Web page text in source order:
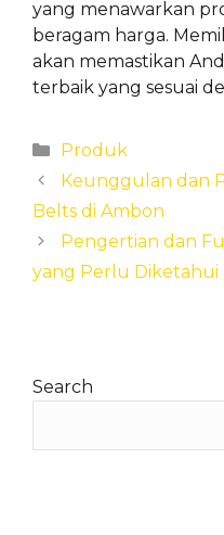
yang menawarkan
beragam harga.
akan memastikan
terbaik yang sesuai
Categories
Produk
Keunggulan dan
Belts di Ambon
Pengertian dan
yang Perlu Diketahui
Search